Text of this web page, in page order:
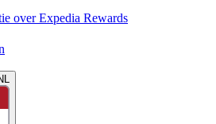
over Expedia Rewards